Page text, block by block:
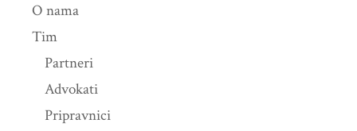
O nama
Tim
Partneri
Advokati
Pripravnici